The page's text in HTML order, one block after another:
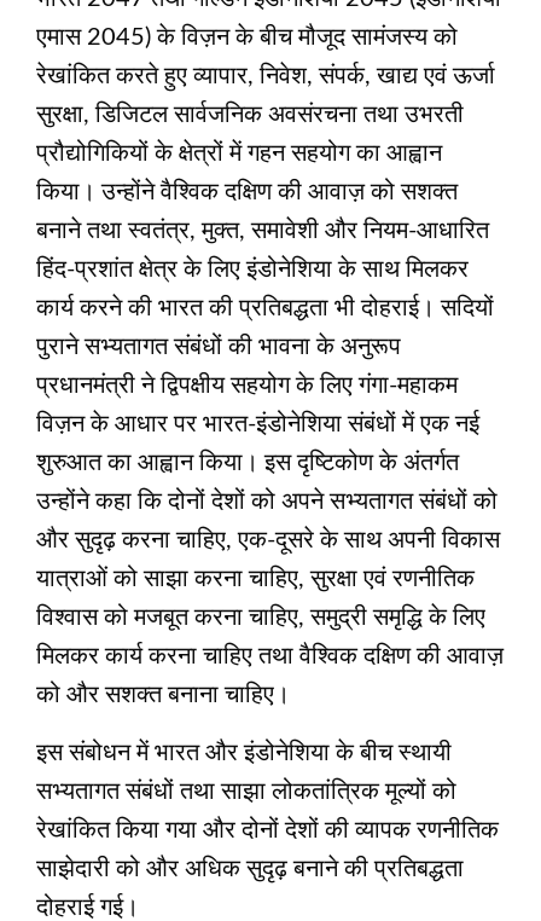
एमास 2045) के विज़न के बीच मौजूद सामंजस्य को
रेखांकित करते हुए व्यापार, निवेश, संपर्क, खाद्य एवं ऊर्जा
सुरक्षा, डिजिटल सार्वजनिक अवसंरचना तथा उभरती
प्रौद्योगिकियों के क्षेत्रों में गहन सहयोग का आह्वान
किया। उन्होंने वैश्विक दक्षिण की आवाज़ को सशक्त
बनाने तथा स्वतंत्र, मुक्त, समावेशी और नियम-आधारित
हिंद-प्रशांत क्षेत्र के लिए इंडोनेशिया के साथ मिलकर
कार्य करने की भारत की प्रतिबद्धता भी दोहराई। सदियों
पुराने सभ्यतागत संबंधों की भावना के अनुरूप
प्रधानमंत्री ने द्विपक्षीय सहयोग के लिए गंगा-महाकम
विज़न के आधार पर भारत-इंडोनेशिया संबंधों में एक नई
शुरुआत का आह्वान किया। इस दृष्टिकोण के अंतर्गत
उन्होंने कहा कि दोनों देशों को अपने सभ्यतागत संबंधों को
और सुदृढ़ करना चाहिए, एक-दूसरे के साथ अपनी विकास
यात्राओं को साझा करना चाहिए, सुरक्षा एवं रणनीतिक
विश्वास को मजबूत करना चाहिए, समुद्री समृद्धि के लिए
मिलकर कार्य करना चाहिए तथा वैश्विक दक्षिण की आवाज़
को और सशक्त बनाना चाहिए।
इस संबोधन में भारत और इंडोनेशिया के बीच स्थायी
सभ्यतागत संबंधों तथा साझा लोकतांत्रिक मूल्यों को
रेखांकित किया गया और दोनों देशों की व्यापक रणनीतिक
साझेदारी को और अधिक सुदृढ़ बनाने की प्रतिबद्धता
दोहराई गई।